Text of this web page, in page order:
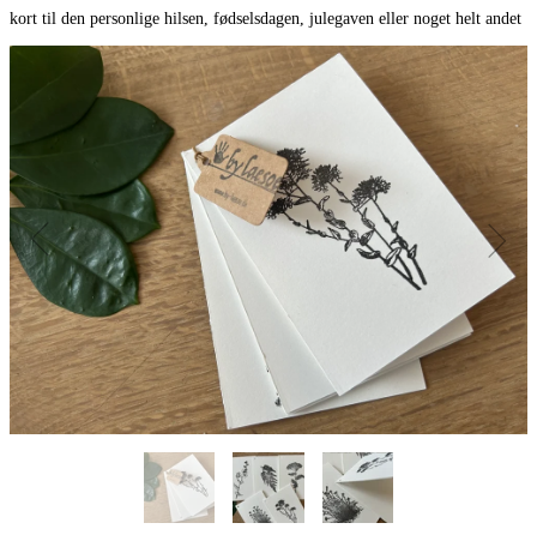
kort til den personlige hilsen, fødselsdagen, julegaven eller noget helt andet